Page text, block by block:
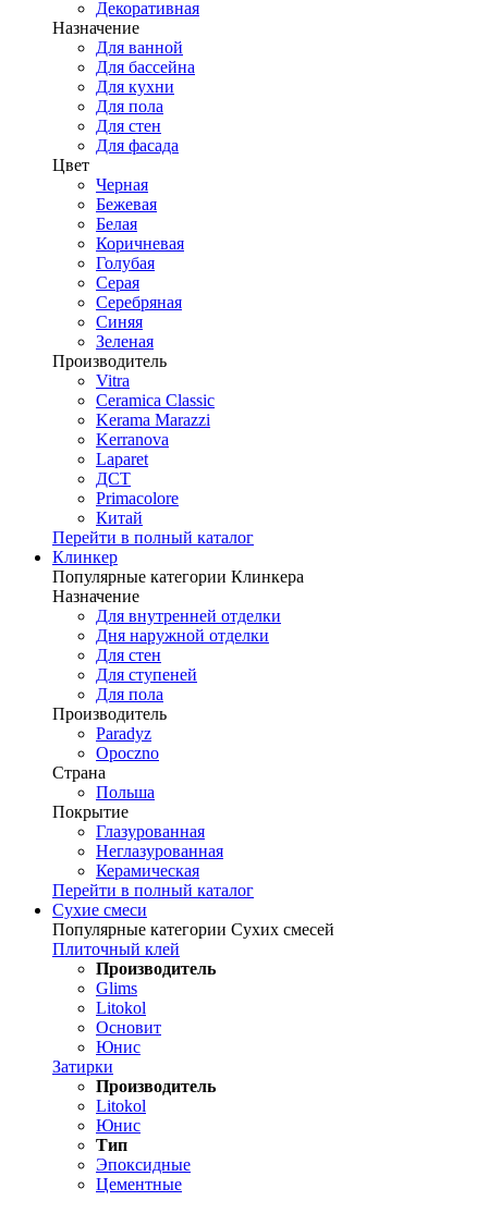
Декоративная
Назначение
Для ванной
Для бассейна
Для кухни
Для пола
Для стен
Для фасада
Цвет
Черная
Бежевая
Белая
Коричневая
Голубая
Серая
Серебряная
Синяя
Зеленая
Производитель
Vitra
Ceramica Classic
Kerama Marazzi
Kerranova
Laparet
ДСТ
Primacolore
Китай
Перейти в полный каталог
Клинкер
Популярные категории Клинкера
Назначение
Для внутренней отделки
Дня наружной отделки
Для стен
Для ступеней
Для пола
Производитель
Paradyz
Opoczno
Страна
Польша
Покрытие
Глазурованная
Неглазурованная
Керамическая
Перейти в полный каталог
Сухие смеси
Популярные категории Сухих смесей
Плиточный клей
Производитель
Glims
Litokol
Основит
Юнис
Затирки
Производитель
Litokol
Юнис
Тип
Эпоксидные
Цементные